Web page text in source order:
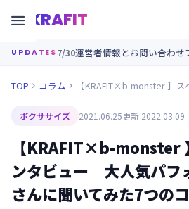
KRAFIT

UPDATES 7/30運営者情報とお問い合わせ
TOP  コラム 
ボクササイズ 2021.06.25更新 2022.03.09
【KRAFIT×b-monster
ンタビュー 大人気パフ
さんに聞いてみた7つの